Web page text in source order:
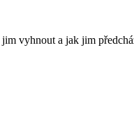
vyhnout a jak jim